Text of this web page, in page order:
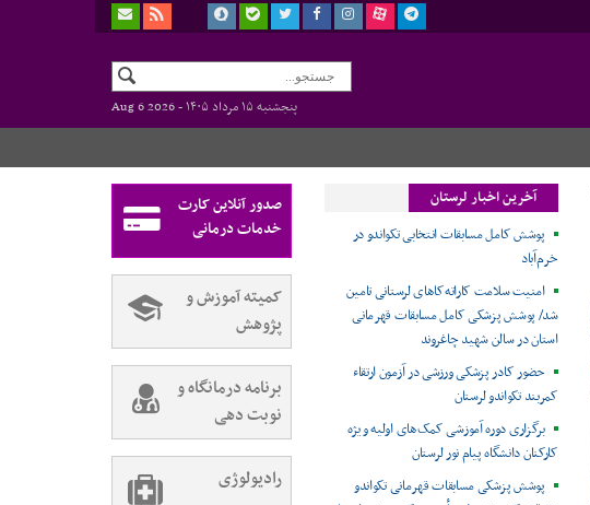
پنجشنبه ۱۵ مرداد ۱۴۰۵ -
Aug 6 2026
آخرین اخبار لرستان
پوشش کامل مسابقات انتخابی تکواندو در
خرم‌آباد
امنیت سلامت کاراته‌کاهای لرستانی تامین
شد/ پوشش پزشکی کامل مسابقات قهرمانی
استان در سالن شهید چاغروند
حضور کادر پزشکی ورزشی در آزمون ارتقاء
کمربند تکواندو لرستان
برگزاری دوره آموزشی کمک‌های اولیه ویژه
کارکنان دانشگاه پیام نور لرستان
پوشش پزشکی مسابقات قهرمانی تکواندو
صدور آنلاین کارت
خدمات درمانی
کمیته آموزش و
پژوهش
برنامه درمانگاه و
نوبت دهی
رادیولوژی